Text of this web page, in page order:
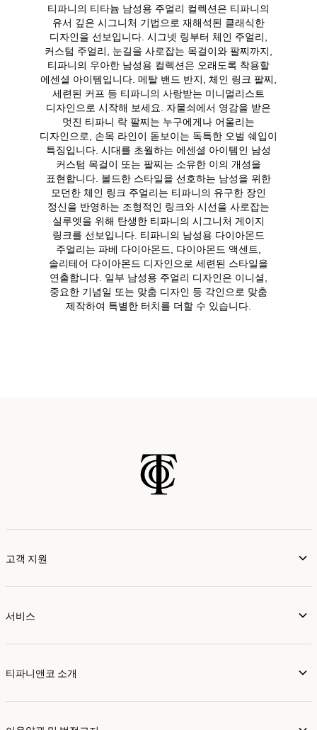
티파니의 티타늄 남성용 주얼리 컬렉션은 티파니의
유서 깊은 시그니처 기법으로 재해석된 클래식한
디자인을 선보입니다. 시그넷 링부터 체인 주얼리,
커스텀 주얼리, 눈길을 사로잡는 목걸이와 팔찌까지,
티파니의 우아한 남성용 컬렉션은 오래도록 착용할
에센셜 아이템입니다. 메탈 밴드 반지, 체인 링크 팔찌,
세련된 커프 등 티파니의 사랑받는 미니멀리스트
디자인으로 시작해 보세요. 자물쇠에서 영감을 받은
멋진 티파니 락 팔찌는 누구에게나 어울리는
디자인으로, 손목 라인이 돋보이는 독특한 오벌 쉐입이
특징입니다. 시대를 초월하는 에센셜 아이템인 남성
커스텀 목걸이 또는 팔찌는 소유한 이의 개성을
표현합니다. 볼드한 스타일을 선호하는 남성을 위한
모던한 체인 링크 주얼리는 티파니의 유구한 장인
정신을 반영하는 조형적인 링크와 시선을 사로잡는
실루엣을 위해 탄생한 티파니의 시그니처 게이지
링크를 선보입니다. 티파니의 남성용 다이아몬드
주얼리는 파베 다이아몬드, 다이아몬드 액센트,
솔리테어 다이아몬드 디자인으로 세련된 스타일을
연출합니다. 일부 남성용 주얼리 디자인은 이니셜,
중요한 기념일 또는 맞춤 디자인 등 각인으로 맞춤
제작하여 특별한 터치를 더할 수 있습니다.
고객 지원
서비스
티파니앤코 소개